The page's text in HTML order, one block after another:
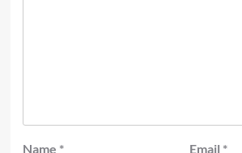
Name * Email *